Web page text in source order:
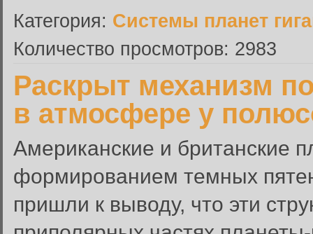
Категория: Системы планет
Количество просмотров: 2983
Раскрыт механизм
в атмосфере у
Американские и британские
формированием темных
пришли к выводу, что эти